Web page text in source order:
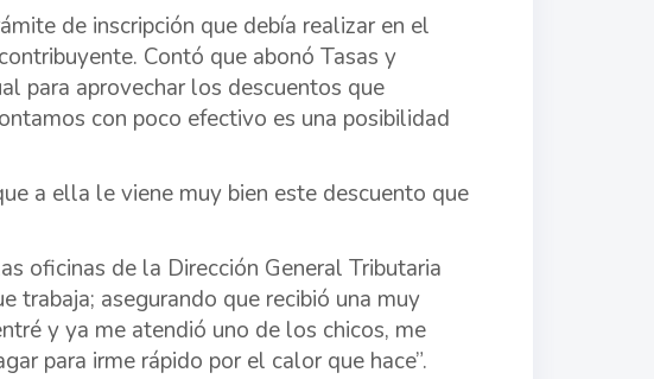
de inscripción que debía realizar en el
Contó que abonó Tasas y
para aprovechar los descuentos que
con poco efectivo es una posibilidad
a ella le viene muy bien este descuento que
oficinas de la Dirección General Tributaria
trabaja; asegurando que recibió una muy
y ya me atendió uno de los chicos, me
para irme rápido por el calor que hace”.